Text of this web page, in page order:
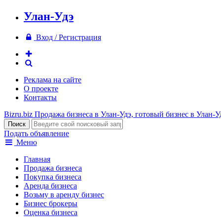
Улан-Удэ
Вход / Регистрация
Реклама на сайте
О проекте
Контакты
Bizru.biz Продажа бизнеса в Улан-Удэ, готовый бизнес в Улан-
Подать объявление
Меню
Главная
Продажа бизнеса
Покупка бизнеса
Аренда бизнеса
Возьму в аренду бизнес
Бизнес брокеры
Оценка бизнеса